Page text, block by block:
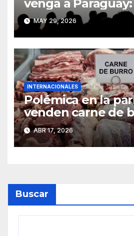
venga a Paraguay:
amor de Dios”
MAY 29, 2026
INTERNACIONALES
Polémica en la
venden carne de
alternativa al
furor y rechazo
ABR 17, 2026
Buscar